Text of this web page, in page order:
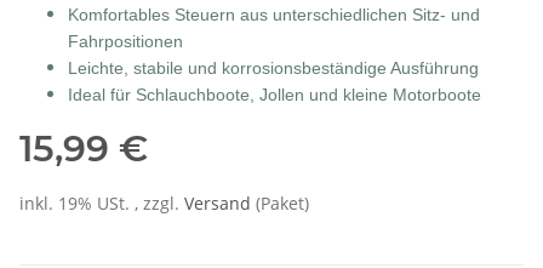
Komfortables Steuern aus unterschiedlichen Sitz- und
Fahrpositionen
Leichte, stabile und korrosionsbeständige Ausführung
Ideal für Schlauchboote, Jollen und kleine Motorboote
15,99 €
inkl. 19% USt. , zzgl. Versand (Paket)